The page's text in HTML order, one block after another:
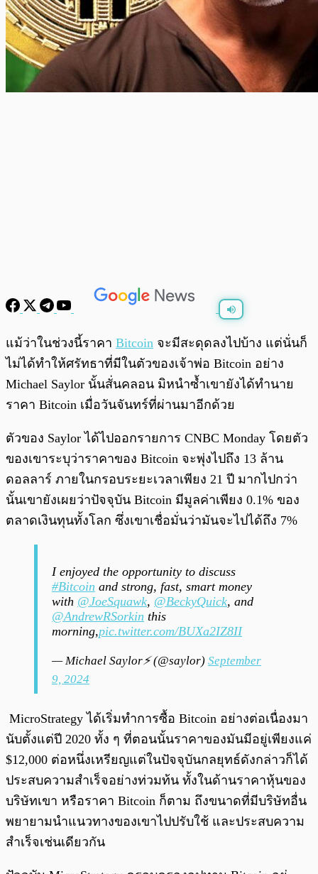
พร้อมเล่น 0:00 0:00
แม้ว่าในช่วงนี้ราคา Bitcoin จะมีสะดุดลงไปบ้าง แต่นั่นก็
ไม่ได้ทำให้ศรัทธาที่มีในตัวของเจ้าพ่อ Bitcoin อย่าง
Michael Saylor นั้นสั่นคลอน มิหนำซ้ำเขายังได้ทำนาย
ราคา Bitcoin เมื่อวันจันทร์ที่ผ่านมาอีกด้วย
ตัวของ Saylor ได้ไปออกรายการ CNBC Monday โดยตัว
ของเขาระบุว่าราคาของ Bitcoin จะพุ่งไปถึง 13 ล้าน
ดอลลาร์ ภายในกรอบระยะเวลาเพียง 21 ปี มากไปกว่า
นั้นเขายังเผยว่าปัจจุบัน Bitcoin มีมูลค่าเพียง 0.1% ของ
ตลาดเงินทุนทั้งโลก ซึ่งเขาเชื่อมั่นว่ามันจะไปได้ถึง 7%
I enjoyed the opportunity to discuss
#Bitcoin and strong, fast, smart money
with @JoeSquawk, @BeckyQuick, and
@AndrewRSorkin this
morning,pic.twitter.com/BUXa2IZ8II
— Michael Saylor⚡️ (@saylor) September
9, 2024
MicroStrategy ได้เริ่มทำการซื้อ Bitcoin อย่างต่อเนื่องมา
นับตั้งแต่ปี 2020 ทั้ง ๆ ที่ตอนนั้นราคาของมันมีอยู่เพียงแค่
$12,000 ต่อหนึ่งเหรียญแต่ในปัจจุบันกลยุทธ์ดังกล่าวก็ได้
ประสบความสำเร็จอย่างท่วมท้น ทั้งในด้านราคาหุ้นของ
บริษัทเขา หรือราคา Bitcoin ก็ตาม ถึงขนาดที่มีบริษัทอื่น
พยายามนำแนวทางของเขาไปปรับใช้ และประสบความ
สำเร็จเช่นเดียวกัน